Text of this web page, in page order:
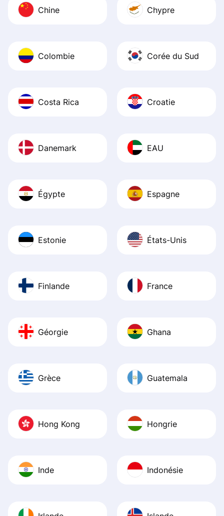
Chine Chypre
Colombie Corée du Sud
Costa Rica Croatie
Danemark EAU
Égypte Espagne
Estonie États-Unis
Finlande France
Géorgie Ghana
Grèce Guatemala
Hong Kong Hongrie
Inde Indonésie